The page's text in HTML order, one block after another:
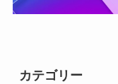
カテゴリー